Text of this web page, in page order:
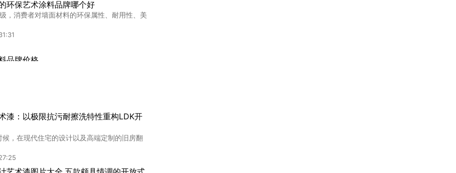
环保艺术涂料品牌哪个好
，消费者对墙面材料的环保属性、耐用性、美
品牌价格
屋，使用艺术漆进行墙面装饰不仅能提升整体
期
漆：以极限抗污耐擦洗特性重构LDK开
，在现代住宅的设计以及高端定制的旧房翻